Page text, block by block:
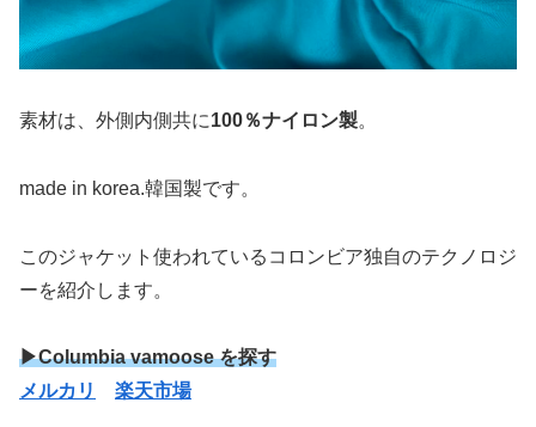
素材は、外側内側共に100％ナイロン製。
made in korea.韓国製です。
このジャケット使われているコロンビア独自のテクノロジ
ーを紹介します。
▶Columbia vamoose を探す
メルカリ
楽天市場